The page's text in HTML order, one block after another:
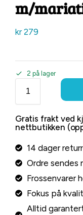
m/
kr279
2 på lager
Gratis frakt ved
nettbutikken
14 dager
Ordre sendes
Frossenvarer
Fokus på
Alltid